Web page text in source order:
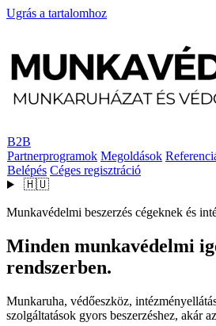
Ugrás a tartalomhoz
B2B
Partnerprogramok Megoldások
Belépés Céges regisztráció
🇭🇺
Munkavédelmi beszerzés cégeknek és
Minden munkavédelmi
rendszerben.
Munkaruha, védőeszköz,
szolgáltatások gyors beszerzéshez, akár